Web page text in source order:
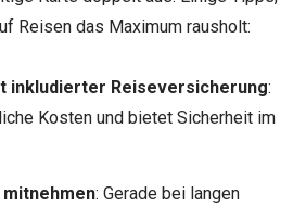
Reisen das Maximum rausholt:
inkludierter Reiseversicherung:
Kosten und bietet Sicherheit im
: Gerade bei langen